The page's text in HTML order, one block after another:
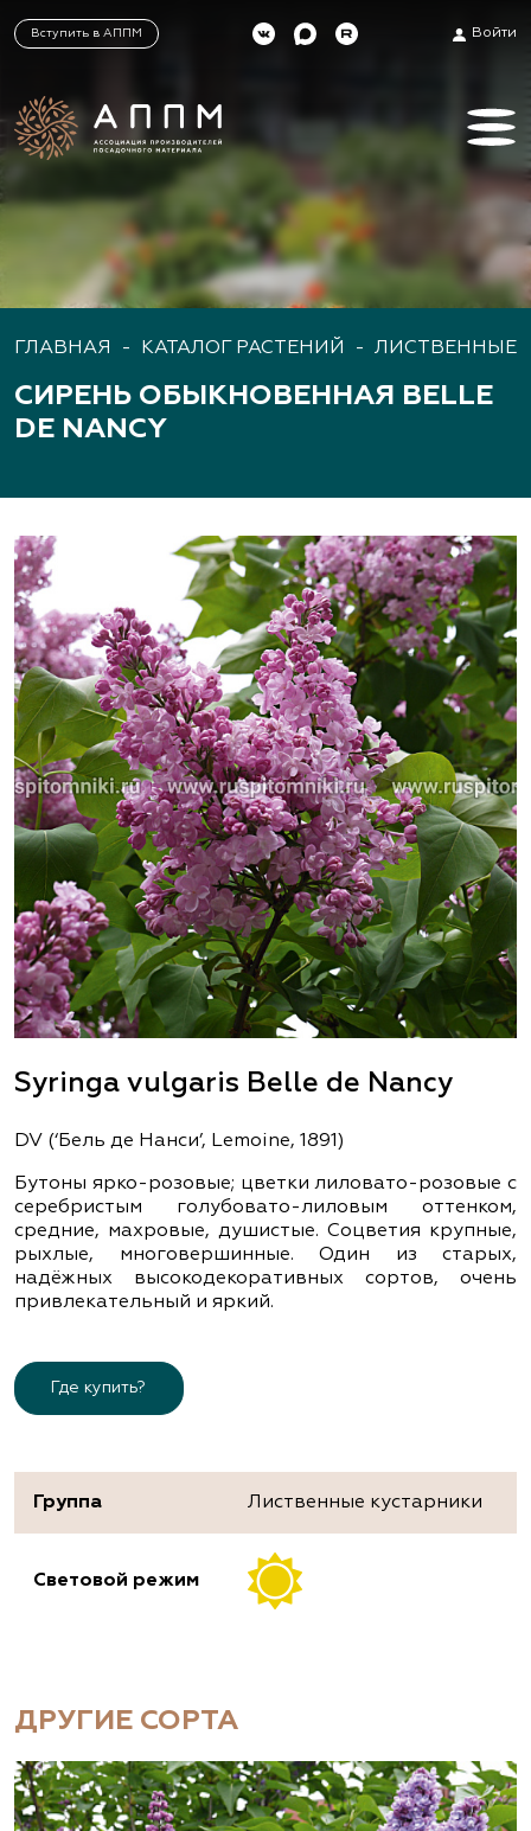
Вступить в АППМ Войти
ГЛАВНАЯ - КАТАЛОГ РАСТЕНИЙ - ЛИСТВЕННЫЕ
СИРЕНЬ ОБЫКНОВЕННАЯ BELLE
DE NANCY
Syringa vulgaris Belle de Nancy
DV (‘Бель де Нанси’, Lemoine, 1891)
Бутоны ярко-розовые; цветки лиловато-розовые с
серебристым голубовато-лиловым оттенком,
средние, махровые, душистые. Соцветия крупные,
рыхлые, многовершинные. Один из старых,
надёжных высокодекоративных сортов, очень
привлекательный и яркий.
Где купить?
Группа Лиственные кустарники
Световой режим
ДРУГИЕ СОРТА